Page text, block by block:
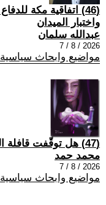
(46) اتفاقية مكة
واختبار الميدان
عبدالله سلمان
2026 / 8 / 7
مواضيع وابحاث سياسية
(47) هل توقّفت قافلة الفساد عند أطراف بغداد؟
محمد حمد
2026 / 8 / 7
مواضيع وابحاث سياسية